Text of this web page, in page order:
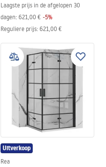
Laagste prijs in de afgelopen 30
dagen: 621,00 € -5%
Reguliere prijs: 621,00 €
Uitverkoop
Rea